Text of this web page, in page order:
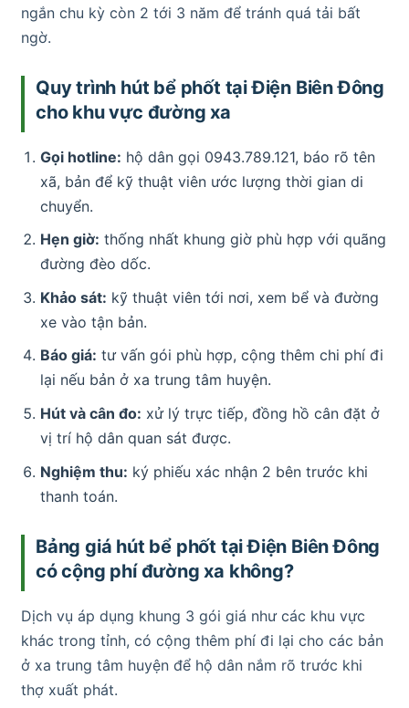
ngắn chu kỳ còn 2 tới 3 năm để tránh quá tải bất
ngờ.
Quy trình hút bể phốt tại Điện Biên Đông
cho khu vực đường xa
Gọi hotline: hộ dân gọi 0943.789.121, báo rõ tên
xã, bản để kỹ thuật viên ước lượng thời gian di
chuyển.
Hẹn giờ: thống nhất khung giờ phù hợp với quãng
đường đèo dốc.
Khảo sát: kỹ thuật viên tới nơi, xem bể và đường
xe vào tận bản.
Báo giá: tư vấn gói phù hợp, cộng thêm chi phí đi
lại nếu bản ở xa trung tâm huyện.
Hút và cân đo: xử lý trực tiếp, đồng hồ cân đặt ở
vị trí hộ dân quan sát được.
Nghiệm thu: ký phiếu xác nhận 2 bên trước khi
thanh toán.
Bảng giá hút bể phốt tại Điện Biên Đông
có cộng phí đường xa không?
Dịch vụ áp dụng khung 3 gói giá như các khu vực
khác trong tỉnh, có cộng thêm phí đi lại cho các bản
ở xa trung tâm huyện để hộ dân nắm rõ trước khi
thợ xuất phát.